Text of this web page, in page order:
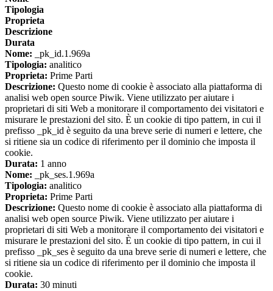
Tipologia
Proprieta
Descrizione
Durata
Nome: _pk_id.1.969a
Tipologia: analitico
Proprieta: Prime Parti
Descrizione: Questo nome di cookie è associato alla piattaforma di
analisi web open source Piwik. Viene utilizzato per aiutare i
proprietari di siti Web a monitorare il comportamento dei visitatori e
misurare le prestazioni del sito. È un cookie di tipo pattern, in cui il
prefisso _pk_id è seguito da una breve serie di numeri e lettere, che
si ritiene sia un codice di riferimento per il dominio che imposta il
cookie.
Durata: 1 anno
Nome: _pk_ses.1.969a
Tipologia: analitico
Proprieta: Prime Parti
Descrizione: Questo nome di cookie è associato alla piattaforma di
analisi web open source Piwik. Viene utilizzato per aiutare i
proprietari di siti Web a monitorare il comportamento dei visitatori e
misurare le prestazioni del sito. È un cookie di tipo pattern, in cui il
prefisso _pk_ses è seguito da una breve serie di numeri e lettere, che
si ritiene sia un codice di riferimento per il dominio che imposta il
cookie.
Durata: 30 minuti